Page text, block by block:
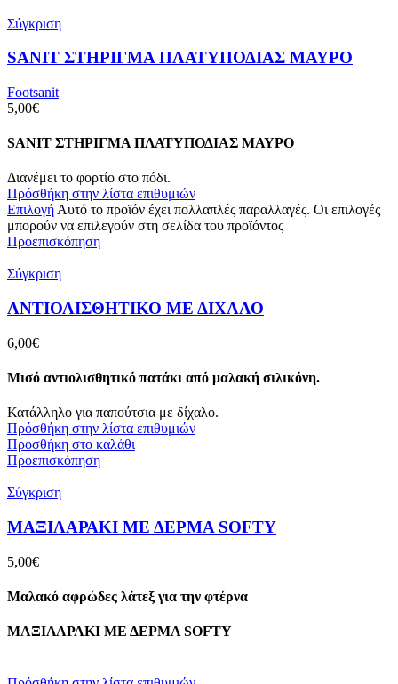
Σύγκριση
SANIT ΣΤΗΡΙΓΜΑ ΠΛΑΤΥΠΟΔΙΑΣ ΜΑΥΡΟ
Footsanit
5,00€
SANIT ΣΤΗΡΙΓΜΑ ΠΛΑΤΥΠΟΔΙΑΣ ΜΑΥΡΟ
Διανέμει το φορτίο στο πόδι.
Πρόσθήκη στην λίστα επιθυμιών
ΕπιλογήΑυτό το προϊόν έχει πολλαπλές παραλλαγές. Οι επιλογές
μπορούν να επιλεγούν στη σελίδα του προϊόντος
Προεπισκόπηση
Σύγκριση
ΑΝΤΙΟΛΙΣΘΗΤΙΚΟ ΜΕ ΔΙΧΑΛΟ
6,00€
Μισό αντιολισθητικό πατάκι από μαλακή σιλικόνη.
Κατάλληλο για παπούτσια με δίχαλο.
Πρόσθήκη στην λίστα επιθυμιών
Προσθήκη στο καλάθι
Προεπισκόπηση
Σύγκριση
ΜΑΞΙΛΑΡΑΚΙ ΜΕ ΔΕΡΜΑ SOFTY
5,00€
Μαλακό αφρώδες λάτεξ για την φτέρνα
ΜΑΞΙΛΑΡΑΚΙ ΜΕ ΔΕΡΜΑ SOFTY